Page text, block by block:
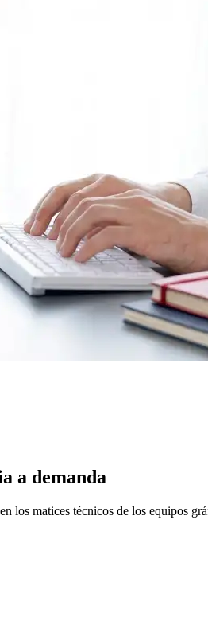
a demanda
los matices técnicos de los equipos